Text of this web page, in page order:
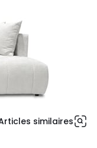
similaires